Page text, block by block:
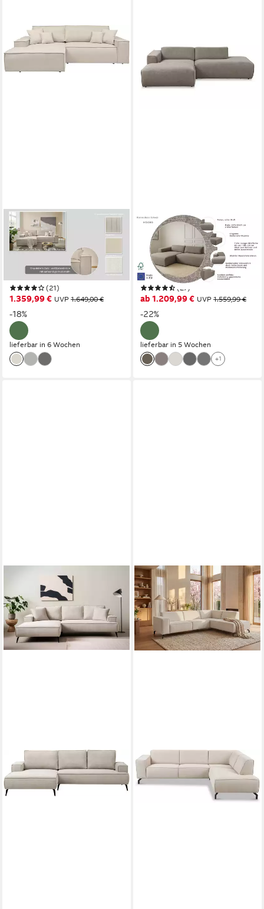
OTTO HOME
Ecksofa FINNLEY Struktur
fein, L-Form 257 cm,
Schlafsofa, mit Bettkasten, in
Bouclé, Struktur fein und
Mega Cord(21)
1.359,99 € UVP 1.649,00 €
-18%
lieferbar in 6 Wochen
HOME AFFAIRE
Ecksofa Noord mit Kedernaht,
Breite 227 cm, L-Form, Cord,
Struktur, Webstoff, mit
Wellenunterfederung,
Massivholzrahmen
(27)
ab 1.209,99 € UVP 1.559,99 €
-22%
lieferbar in 5 Wochen
+1